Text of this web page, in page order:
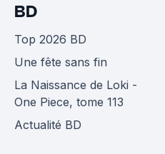
BD
Top 2026 BD
Une fête sans fin
La Naissance de Loki -
One Piece, tome 113
Actualité BD